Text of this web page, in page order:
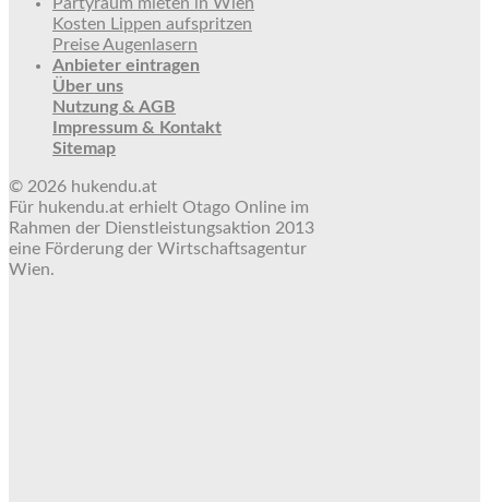
Kosten Lippen aufspritzen
Preise Augenlasern
Anbieter eintragen
Über uns
Nutzung & AGB
Impressum & Kontakt
Sitemap
© 2026 hukendu.at
Für hukendu.at erhielt Otago Online im
Rahmen der Dienstleistungsaktion 2013
eine Förderung der Wirtschaftsagentur
Wien.